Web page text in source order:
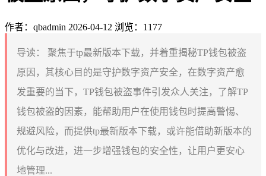
作者：qbadmin 2026-04-12 浏览：1177
导读：
聚焦于tp最新版本下载，并着重揭秘TP钱包被盗
原因，其核心目的是守护数字资产安全，在数字资产愈
发重要的当下，TP钱包被盗事件引发众人关注，了解TP
钱包被盗的因素，能帮助用户在使用钱包时提高警惕、
规避风险，而提供tp最新版本下载，或许能借助新版本的
优化与改进，进一步增强钱包的安全性，让用户更安心
地管理...